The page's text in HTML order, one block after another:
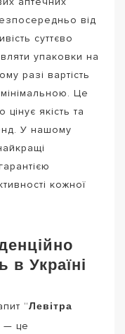
від
суттєво
упаковки на
разі вартість
Це
цінує якість та
У нашому
кожної
в Україні
“Левітра
— це